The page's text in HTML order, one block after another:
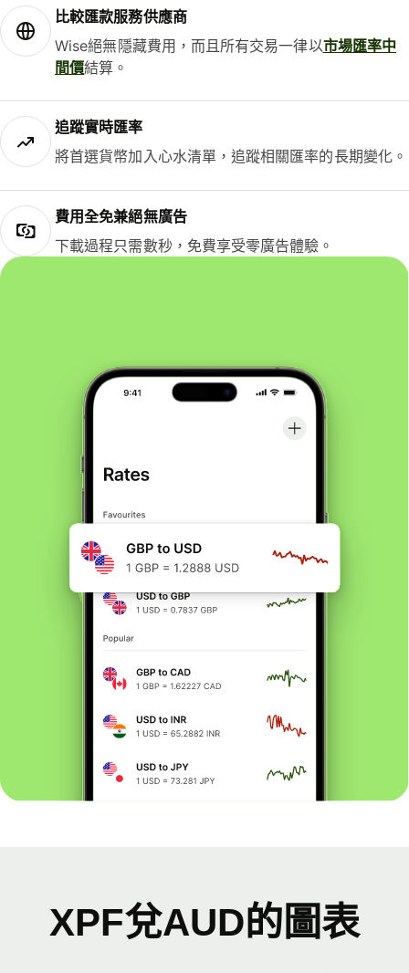
比較匯款服務供應商
Wise絕無隱藏費用，而且所有交易一律以市場匯率中
間價結算。
追蹤實時匯率
將首選貨幣加入心水清單，追蹤相關匯率的長期變化。
費用全免兼絕無廣告
下載過程只需數秒，免費享受零廣告體驗。
XPF兌AUD的圖表